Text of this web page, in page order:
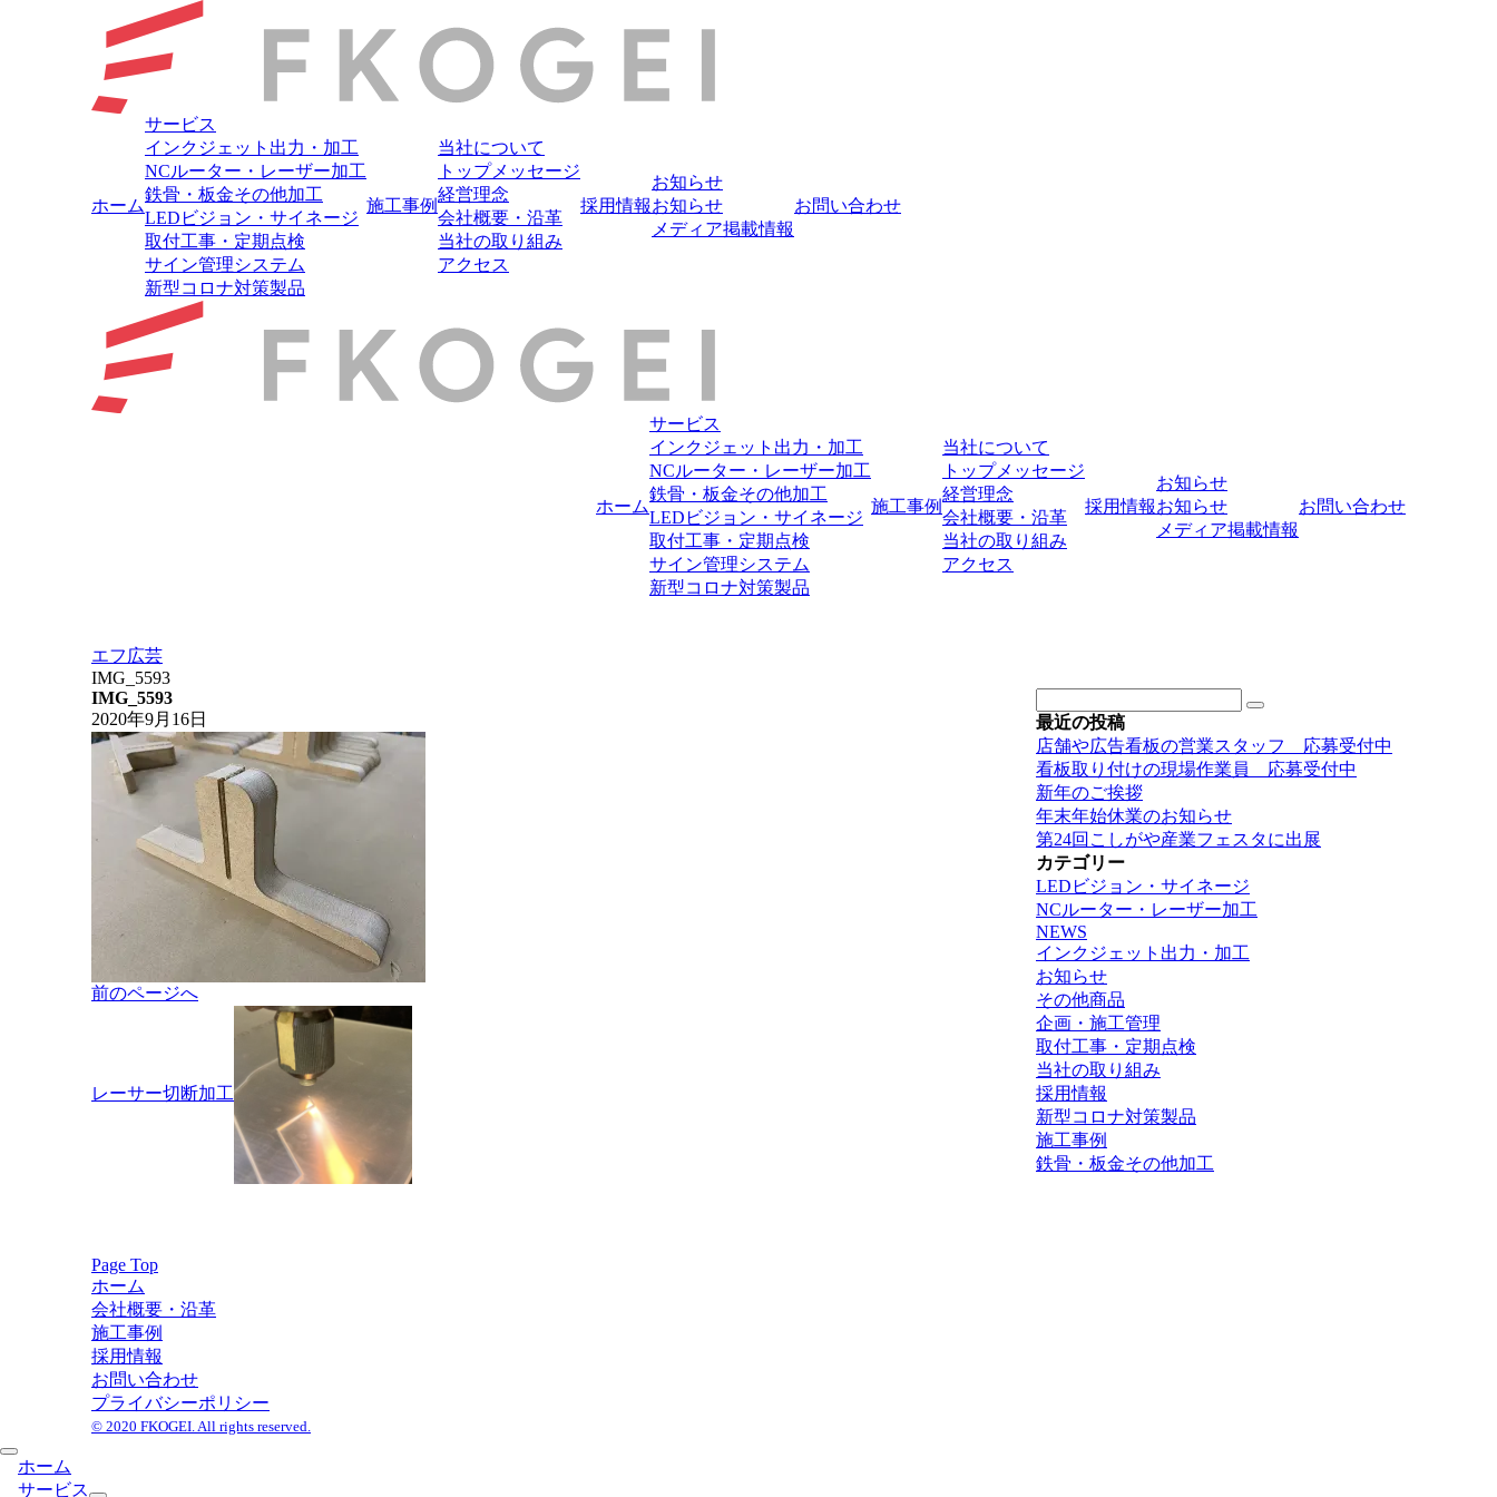
ホーム
サービス
インクジェット出力・加工
NCルーター・レーザー加工
鉄骨・板金その他加工
LEDビジョン・サイネージ
取付工事・定期点検
サイン管理システム
新型コロナ対策製品
施工事例
当社について
トップメッセージ
経営理念
会社概要・沿革
当社の取り組み
アクセス
採用情報
お知らせ
お知らせ
メディア掲載情報
お問い合わせ
ホーム
サービス
インクジェット出力・加工
NCルーター・レーザー加工
鉄骨・板金その他加工
LEDビジョン・サイネージ
取付工事・定期点検
サイン管理システム
新型コロナ対策製品
施工事例
当社について
トップメッセージ
経営理念
会社概要・沿革
当社の取り組み
アクセス
採用情報
お知らせ
お知らせ
メディア掲載情報
お問い合わせ
エフ広芸
IMG_5593
IMG_5593
2020年9月16日
投
ゲ
前のページへ
レーサー切断加工
最近の投稿
店舗や広告看板の営業スタッフ 応募受付中
看板取り付けの現場作業員 応募受付中
新年のご挨拶
年末年始休業のお知らせ
第24回こしがや産業フェスタに出展
カテゴリー
LEDビジョン・サイネージ
NCルーター・レーザー加工
NEWS
インクジェット出力・加工
お知らせ
その他商品
企画・施工管理
取付工事・定期点検
当社の取り組み
採用情報
新型コロナ対策製品
施工事例
鉄骨・板金その他加工
Page Top
ホーム
会社概要・沿革
施工事例
採用情報
お問い合わせ
プライバシーポリシー
© 2020 FKOGEI. All rights reserved.
ホーム
サービス